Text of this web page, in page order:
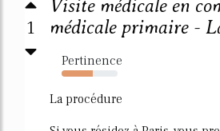
1
Visite médicale en
médicale primaire -
Pertinence
56%
La procédure